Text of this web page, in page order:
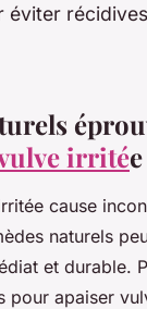
éviter
irritée
cause
naturels
et durable.
pour apaiser